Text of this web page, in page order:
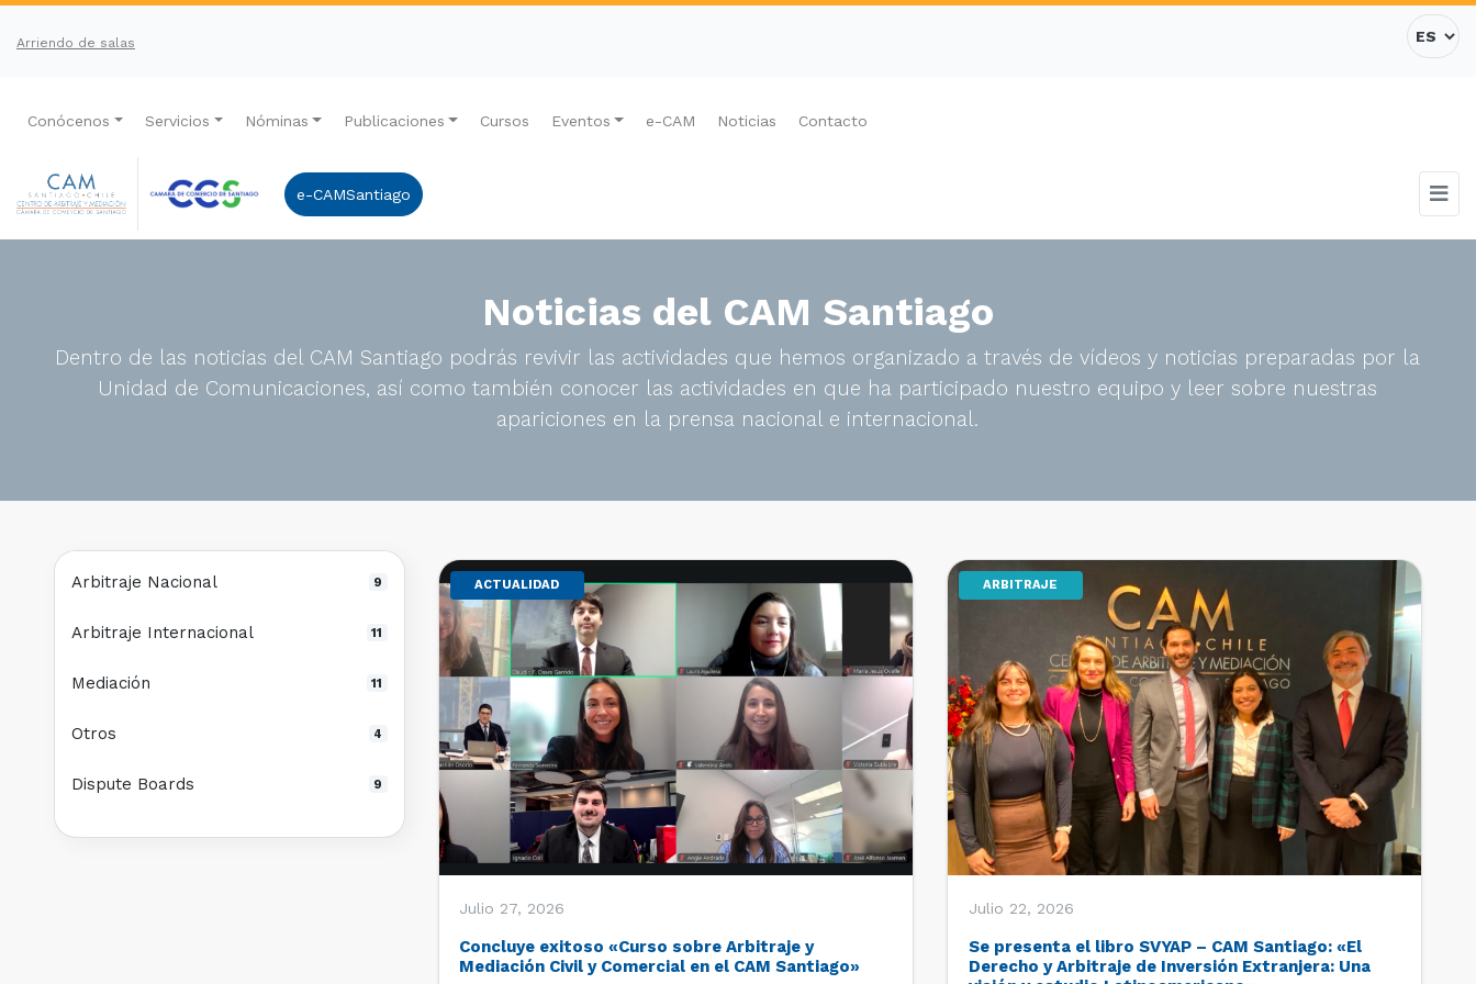
Arriendo de salas
Conócenos Servicios Nóminas Publicaciones Cursos Eventos e-CAM Noticias Contacto
e-CAMSantiago
Noticias del CAM Santiago
Dentro de las noticias del CAM Santiago podrás revivir las actividades que hemos organizado a través de vídeos y noticias preparadas por la
Unidad de Comunicaciones, así como también conocer las actividades en que ha participado nuestro equipo y leer sobre nuestras
apariciones en la prensa nacional e internacional.
ACTUALIDAD
Julio 27, 2026
Concluye exitoso «Curso sobre Arbitraje y
Mediación Civil y Comercial en el CAM Santiago»
ARBITRAJE
Julio 22, 2026
Se presenta el libro SVYAP – CAM Santiago: «El
Derecho y Arbitraje de Inversión Extranjera: Una
Arbitraje Nacional 9
Arbitraje Internacional 11
Mediación 11
Otros 4
Dispute Boards 9